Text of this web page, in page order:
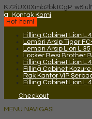
K72iUX0Xmb2bktCgP-
q
Kontak Kami
Hot Item!
Filling Cabinet Lion L
Lemari Arsip Tiger
Lemari Arsip Lion L 35
Locker Besi Brother
Filling Cabinet Lion L
Filling Cabinet Kozure
Rak Kantor VIP
Filling Cabinet Lion L
Checkout
MENU NAVIGASI